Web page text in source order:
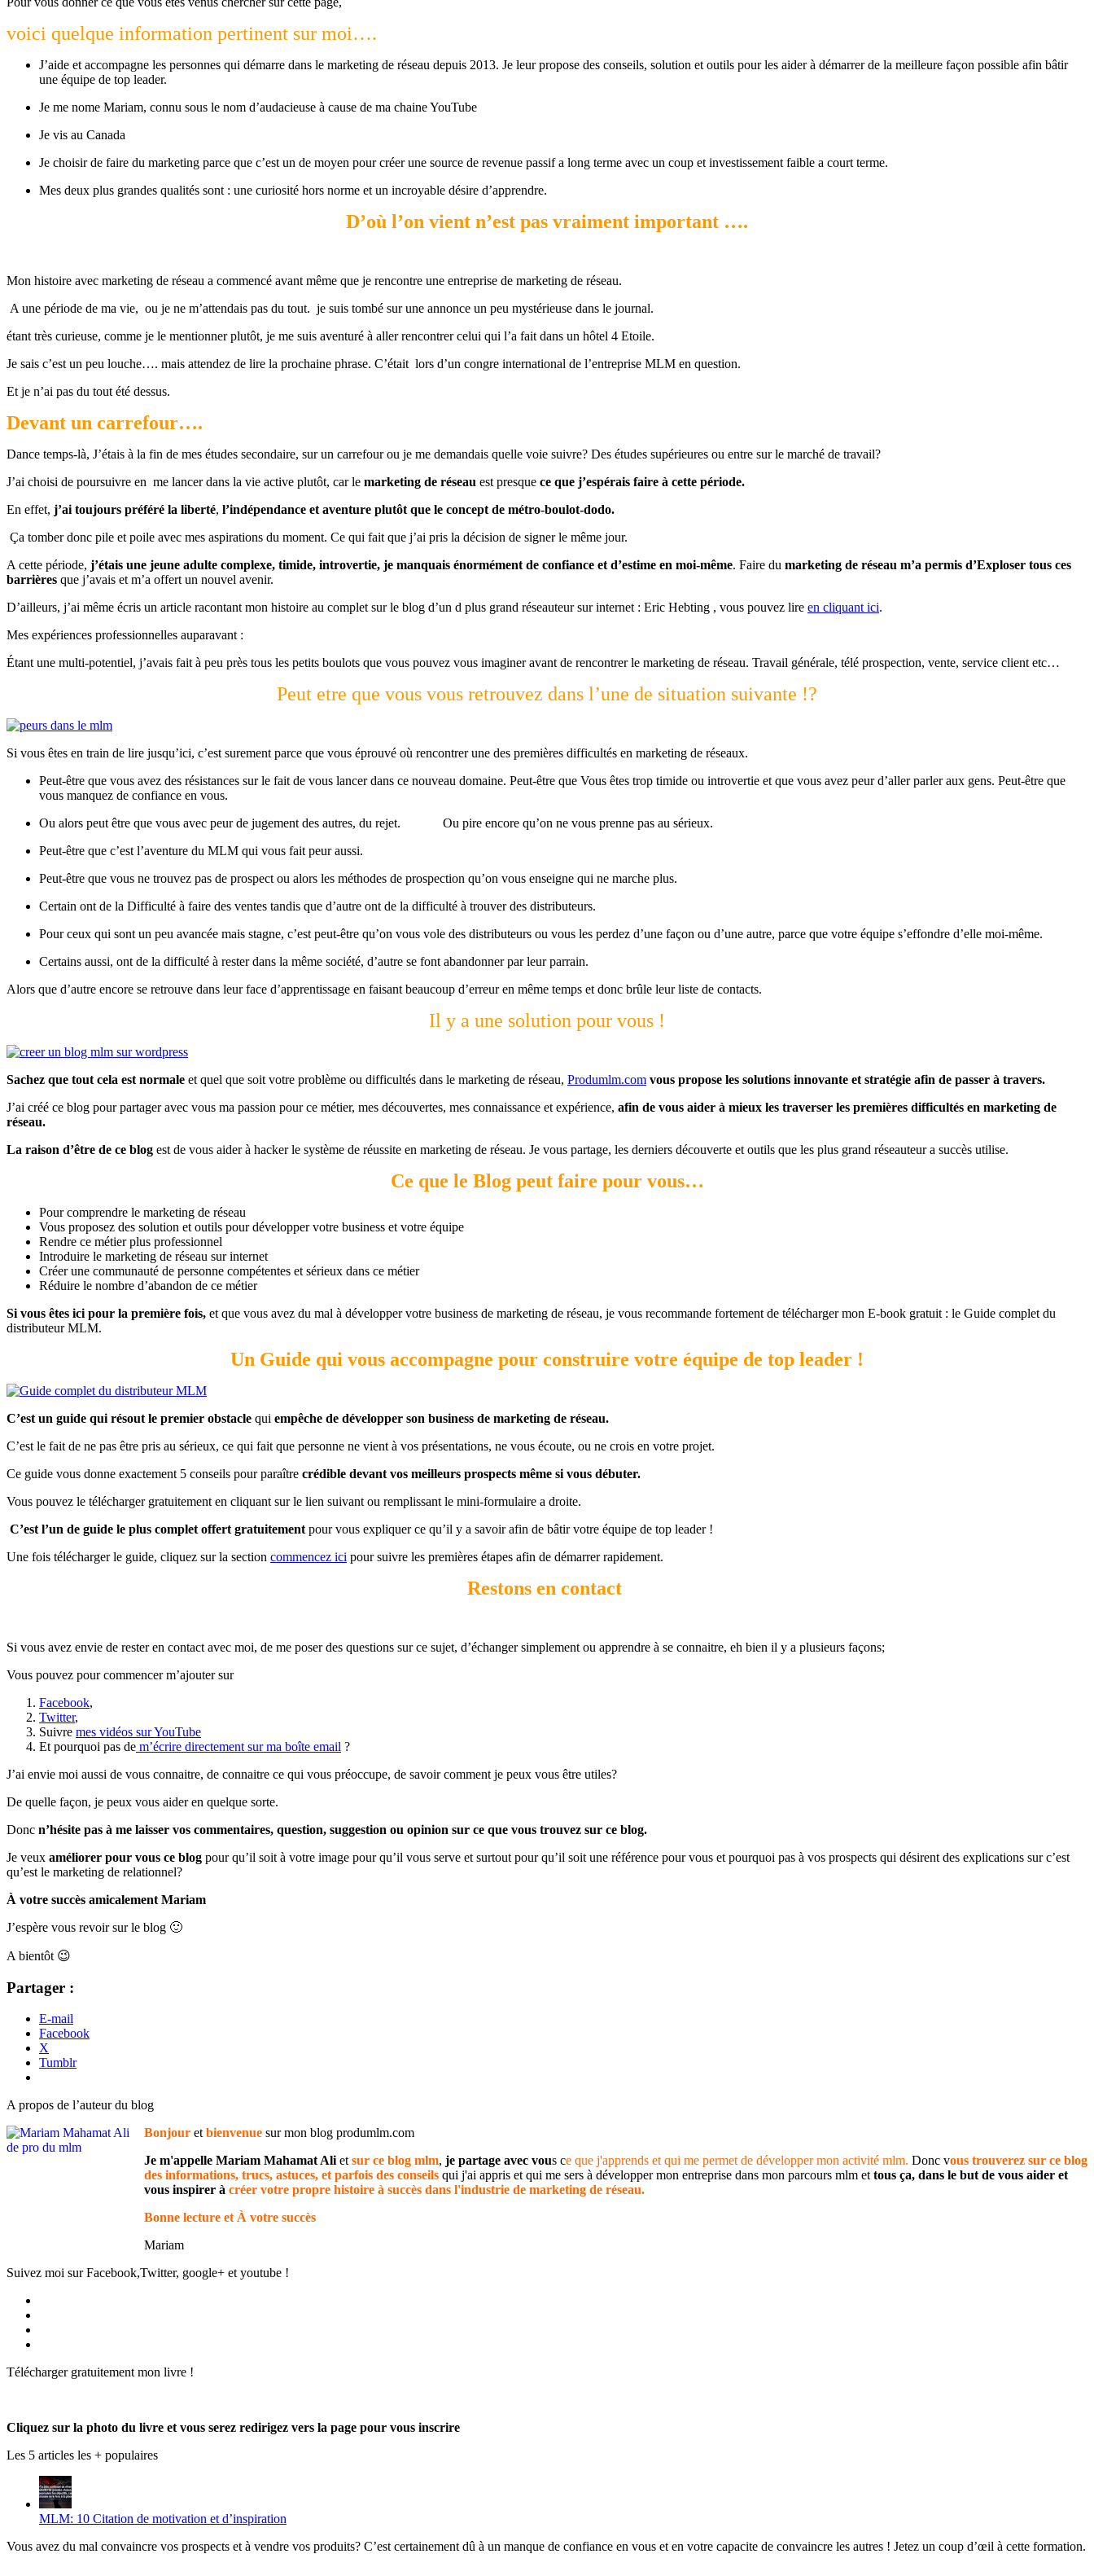
voici quelque information pertinent sur moi….
J’aide et accompagne les personnes qui démarre dans le marketing de réseau depuis 2013. Je leur propose des conseils, solution et outils pour les aider à démarrer de la meilleure façon possible afin bâtir
une équipe de top leader.
Je me nome Mariam, connu sous le nom d’audacieuse à cause de ma chaine YouTube
Je vis au Canada
Je choisir de faire du marketing parce que c’est un de moyen pour créer une source de revenue passif a long terme avec un coup et investissement faible a court terme.
Mes deux plus grandes qualités sont : une curiosité hors norme et un incroyable désire d’apprendre.
D’où l’on vient n’est pas vraiment important ….
Mon histoire avec marketing de réseau a commencé avant même que je rencontre une entreprise de marketing de réseau.
A une période de ma vie, ou je ne m’attendais pas du tout. je suis tombé sur une annonce un peu mystérieuse dans le journal.
étant très curieuse, comme je le mentionner plutôt, je me suis aventuré à aller rencontrer celui qui l’a fait dans un hôtel 4 Etoile.
Je sais c’est un peu louche…. mais attendez de lire la prochaine phrase. C’était lors d’un congre international de l’entreprise MLM en question.
Et je n’ai pas du tout été dessus.
Devant un carrefour….
Dance temps-là, J’étais à la fin de mes études secondaire, sur un carrefour ou je me demandais quelle voie suivre? Des études supérieures ou entre sur le marché de travail?
J’ai choisi de poursuivre en me lancer dans la vie active plutôt, car le marketing de réseau est presque ce que j’espérais faire à cette période.
En effet, j’ai toujours préféré la liberté, l’indépendance et aventure plutôt que le concept de métro-boulot-dodo.
Ça tomber donc pile et poile avec mes aspirations du moment. Ce qui fait que j’ai pris la décision de signer le même jour.
A cette période, j’étais une jeune adulte complexe, timide, introvertie, je manquais énormément de confiance et d’estime en moi-même. Faire du marketing de réseau m’a permis d’Exploser tous ces
barrières que j’avais et m’a offert un nouvel avenir.
D’ailleurs, j’ai même écris un article racontant mon histoire au complet sur le blog d’un d plus grand réseauteur sur internet : Eric Hebting , vous pouvez lire en cliquant ici.
Mes expériences professionnelles auparavant :
Étant une multi-potentiel, j’avais fait à peu près tous les petits boulots que vous pouvez vous imaginer avant de rencontrer le marketing de réseau. Travail générale, télé prospection, vente, service client etc…
Peut etre que vous vous retrouvez dans l’une de situation suivante !?
Si vous êtes en train de lire jusqu’ici, c’est surement parce que vous éprouvé où rencontrer une des premières difficultés en marketing de réseaux.
Peut-être que vous avez des résistances sur le fait de vous lancer dans ce nouveau domaine. Peut-être que Vous êtes trop timide ou introvertie et que vous avez peur d’aller parler aux gens. Peut-être que
vous manquez de confiance en vous.
Ou alors peut être que vous avec peur de jugement des autres, du rejet. Ou pire encore qu’on ne vous prenne pas au sérieux.
Peut-être que c’est l’aventure du MLM qui vous fait peur aussi.
Peut-être que vous ne trouvez pas de prospect ou alors les méthodes de prospection qu’on vous enseigne qui ne marche plus.
Certain ont de la Difficulté à faire des ventes tandis que d’autre ont de la difficulté à trouver des distributeurs.
Pour ceux qui sont un peu avancée mais stagne, c’est peut-être qu’on vous vole des distributeurs ou vous les perdez d’une façon ou d’une autre, parce que votre équipe s’effondre d’elle moi-même.
Certains aussi, ont de la difficulté à rester dans la même société, d’autre se font abandonner par leur parrain.
Alors que d’autre encore se retrouve dans leur face d’apprentissage en faisant beaucoup d’erreur en même temps et donc brûle leur liste de contacts.
Il y a une solution pour vous !
Sachez que tout cela est normale et quel que soit votre problème ou difficultés dans le marketing de réseau, Produmlm.com vous propose les solutions innovante et stratégie afin de passer à travers.
J’ai créé ce blog pour partager avec vous ma passion pour ce métier, mes découvertes, mes connaissance et expérience, afin de vous aider à mieux les traverser les premières difficultés en marketing de
réseau.
La raison d’être de ce blog est de vous aider à hacker le système de réussite en marketing de réseau. Je vous partage, les derniers découverte et outils que les plus grand réseauteur a succès utilise.
Ce que le Blog peut faire pour vous…
Pour comprendre le marketing de réseau
Vous proposez des solution et outils pour développer votre business et votre équipe
Rendre ce métier plus professionnel
Introduire le marketing de réseau sur internet
Créer une communauté de personne compétentes et sérieux dans ce métier
Réduire le nombre d’abandon de ce métier
Si vous êtes ici pour la première fois, et que vous avez du mal à développer votre business de marketing de réseau, je vous recommande fortement de télécharger mon E-book gratuit : le Guide complet du
distributeur MLM.
Un Guide qui vous accompagne pour construire votre équipe de top leader !
C’est un guide qui résout le premier obstacle qui empêche de développer son business de marketing de réseau.
C’est le fait de ne pas être pris au sérieux, ce qui fait que personne ne vient à vos présentations, ne vous écoute, ou ne crois en votre projet.
Ce guide vous donne exactement 5 conseils pour paraître crédible devant vos meilleurs prospects même si vous débuter.
Vous pouvez le télécharger gratuitement en cliquant sur le lien suivant ou remplissant le mini-formulaire a droite.
C’est l’un de guide le plus complet offert gratuitement pour vous expliquer ce qu’il y a savoir afin de bâtir votre équipe de top leader !
Une fois télécharger le guide, cliquez sur la section commencez ici pour suivre les premières étapes afin de démarrer rapidement.
Restons en contact
Si vous avez envie de rester en contact avec moi, de me poser des questions sur ce sujet, d’échanger simplement ou apprendre à se connaitre, eh bien il y a plusieurs façons;
Vous pouvez pour commencer m’ajouter sur
Facebook,
Twitter,
Suivre mes vidéos sur YouTube
Et pourquoi pas de m’écrire directement sur ma boîte email ?
J’ai envie moi aussi de vous connaitre, de connaitre ce qui vous préoccupe, de savoir comment je peux vous être utiles?
De quelle façon, je peux vous aider en quelque sorte.
Donc n’hésite pas à me laisser vos commentaires, question, suggestion ou opinion sur ce que vous trouvez sur ce blog.
Je veux améliorer pour vous ce blog pour qu’il soit à votre image pour qu’il vous serve et surtout pour qu’il soit une référence pour vous et pourquoi pas à vos prospects qui désirent des explications sur c’est
qu’est le marketing de relationnel?
À votre succès amicalement Mariam
J’espère vous revoir sur le blog 🙂
A bientôt 😉
Partager :
E-mail
Facebook
X
Tumblr
A propos de l’auteur du blog
Bonjour et bienvenue sur mon blog produmlm.com
Je m'appelle Mariam Mahamat Ali et sur ce blog mlm, je partage avec vous ce que j'apprends et qui me permet de développer mon activité mlm. Donc vous trouverez sur ce blog
des informations, trucs, astuces, et parfois des conseils qui j'ai appris et qui me sers à développer mon entreprise dans mon parcours mlm et tous ça, dans le but de vous aider et
vous inspirer à créer votre propre histoire à succès dans l'industrie de marketing de réseau.
Bonne lecture et À votre succès
Mariam
Suivez moi sur Facebook,Twitter, google+ et youtube !
sur
porodumlm
de
profil
Google+
Télécharger gratuitement mon livre !
Cliquez sur la photo du livre et vous serez redirigez vers la page pour vous inscrire
Les 5 articles les + populaires
MLM: 10 Citation de motivation et d’inspiration
Vous avez du mal convaincre vos prospects et à vendre vos produits? C’est certainement dû à un manque de confiance en vous et en votre capacite de convaincre les autres ! Jetez un coup d’œil à cette formation.